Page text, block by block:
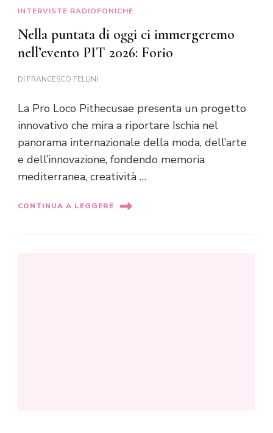
INTERVISTE RADIOFONICHE
Nella puntata di oggi ci immergeremo
nell’evento PIT 2026: Forio
DI FRANCESCO FELLINI
La Pro Loco Pithecusae presenta un progetto
innovativo che mira a riportare Ischia nel
panorama internazionale della moda, dell’arte
e dell’innovazione, fondendo memoria
mediterranea, creatività …
CONTINUA A LEGGERE